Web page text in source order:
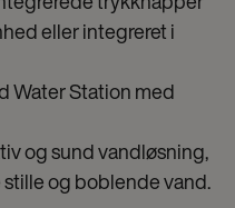
eller integreret i
Water Station med
og sund vandløsning,
og boblende vand.